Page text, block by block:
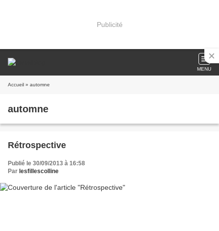
Publicité
MENU
Accueil » automne
automne
Rétrospective
Publié le 30/09/2013 à 16:58
Par lesfillescolline